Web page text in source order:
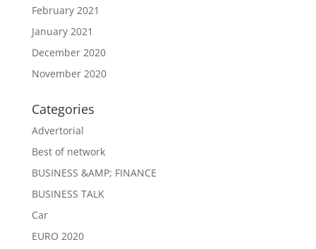
February 2021
January 2021
December 2020
November 2020
Categories
Advertorial
Best of network
BUSINESS &AMP; FINANCE
BUSINESS TALK
Car
EURO 2020